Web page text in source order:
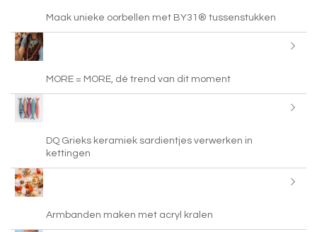
Maak unieke oorbellen met BY31® tussenstukken
MORE = MORE, dé trend van dit moment
DQ Grieks keramiek sardientjes verwerken in
kettingen
Armbanden maken met acryl kralen